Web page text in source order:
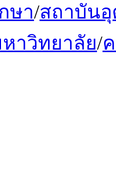
ษา/สถาบัน
าวิทยาลัย/